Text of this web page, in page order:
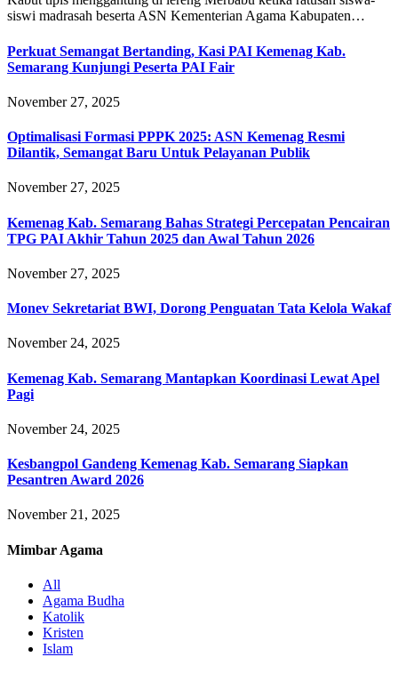
siswi madrasah beserta ASN Kementerian Agama Kabupaten…
Perkuat Semangat Bertanding, Kasi PAI Kemenag Kab.
Semarang Kunjungi Peserta PAI Fair
November 27, 2025
Optimalisasi Formasi PPPK 2025: ASN Kemenag Resmi
Dilantik, Semangat Baru Untuk Pelayanan Publik
November 27, 2025
Kemenag Kab. Semarang Bahas Strategi Percepatan Pencairan
TPG PAI Akhir Tahun 2025 dan Awal Tahun 2026
November 27, 2025
Monev Sekretariat BWI, Dorong Penguatan Tata Kelola Wakaf
November 24, 2025
Kemenag Kab. Semarang Mantapkan Koordinasi Lewat Apel
Pagi
November 24, 2025
Kesbangpol Gandeng Kemenag Kab. Semarang Siapkan
Pesantren Award 2026
November 21, 2025
Mimbar Agama
All
Agama Budha
Katolik
Kristen
Islam